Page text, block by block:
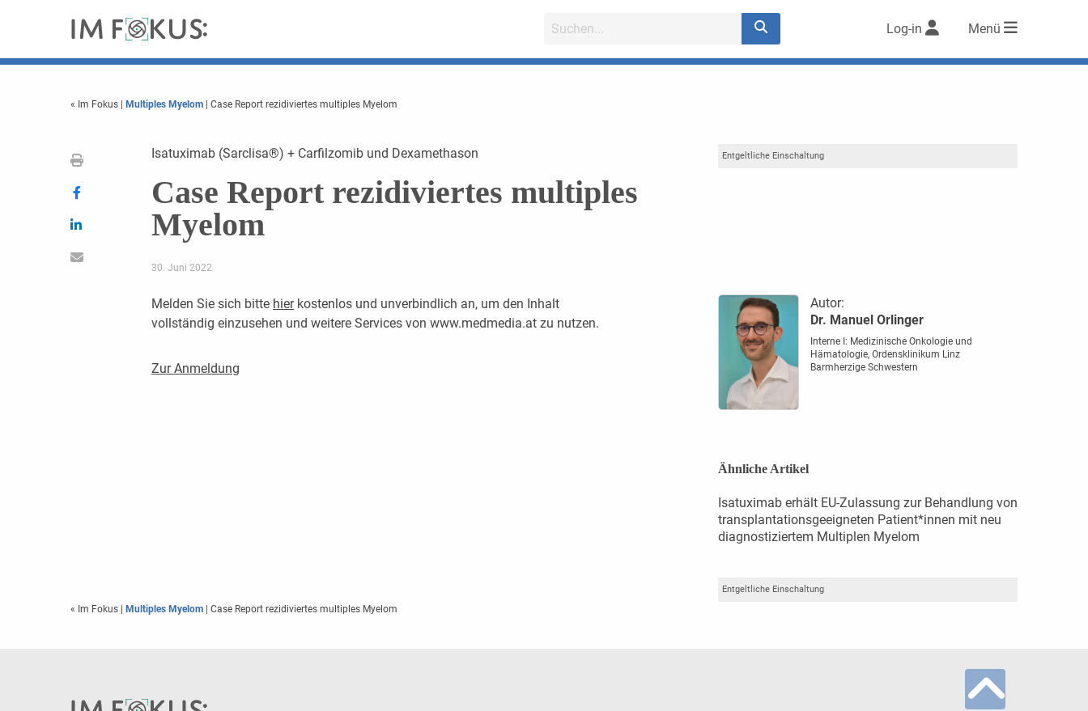
Log-in Menü
« Im Fokus Multiples Myelom | Case Report rezidiviertes multiples Myelom
Isatuximab (Sarclisa®) + Carfilzomib und Dexamethason
Case Report rezidiviertes multiples
Myelom
30. Juni 2022
Entgeltliche Einschaltung
Melden Sie sich bitte hierkostenlos und unverbindlich an, um den Inhalt
vollständig einzusehen und weitere Services von www.medmedia.at zu nutzen.
Zur Anmeldung
Autor:
Dr. Manuel Orlinger
Interne I: Medizinische Onkologie und
Hämatologie, Ordensklinikum Linz
Barmherzige Schwestern
Ähnliche Artikel
Isatuximab erhält EU-Zulassung zur Behandlung von
transplantationsgeeigneten Patient*innen mit neu
diagnostiziertem Multiplen Myelom
Entgeltliche Einschaltung
« Im Fokus Multiples Myelom | Case Report rezidiviertes multiples Myelom